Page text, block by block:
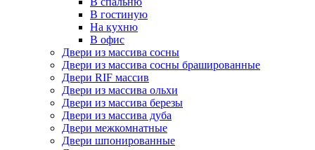
В гостиную
На кухню
В офис
Двери из массива сосны
Двери из массива сосны брашированные
Двери RIF массив
Двери из массива ольхи
Двери из массива березы
Двери из массива дуба
Двери межкомнатные
Двери шпонированные